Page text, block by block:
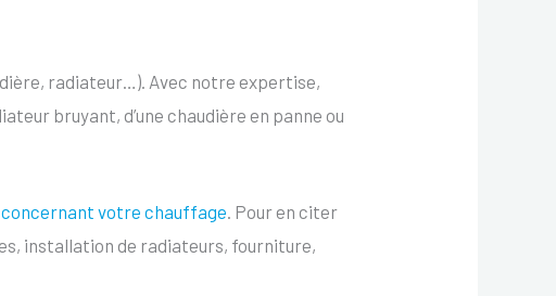
radiateur…). Avec notre expertise,
bruyant, d’une chaudière en panne ou
votre chauffage . Pour en citer
installation de radiateurs, fourniture,